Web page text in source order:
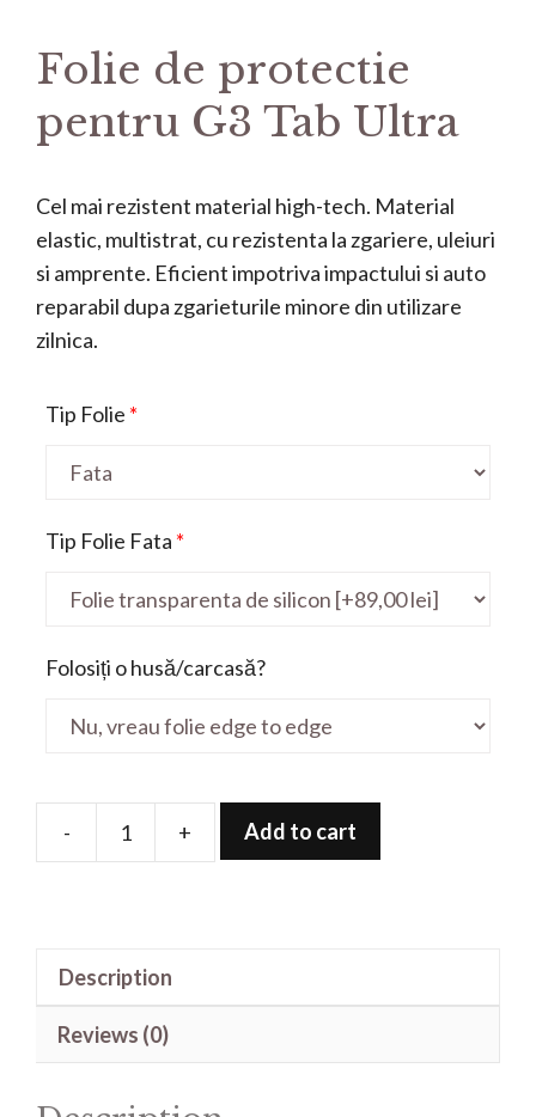
Folie de protectie
pentru G3 Tab Ultra
Cel mai rezistent material high-tech. Material
elastic, multistrat, cu rezistenta la zgariere, uleiuri
si amprente. Eficient impotriva impactului si auto
reparabil dupa zgarieturile minore din utilizare
zilnica.
Tip Folie *
Tip Folie Fata *
Folosiți o husă/carcasă?
-
Folie
+ Add to cart
Description
Reviews (0)